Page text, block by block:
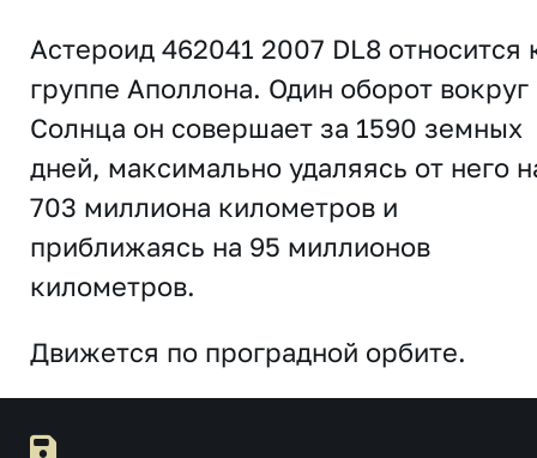
Астероид 462041 2007 DL8 относится
группе Аполлона. Один оборот вокруг
Солнца он совершает за 1590 земных
дней, максимально удаляясь от него
703 миллиона километров и
приближаясь на 95 миллионов
километров.
Движется по проградной орбите.